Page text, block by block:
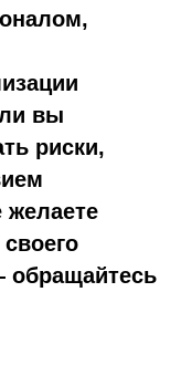
вы
риски,
желаете
обращайтесь